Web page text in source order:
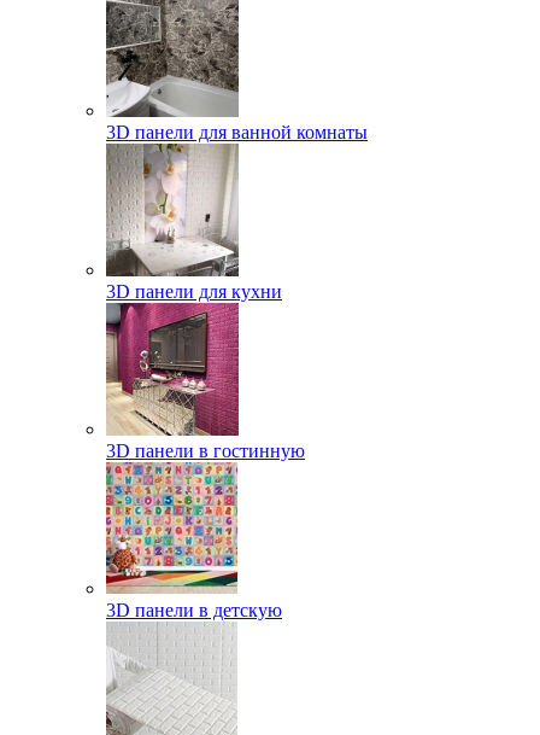
3D панели для ванной комнаты
3D панели для кухни
3D панели в гостинную
3D панели в детскую